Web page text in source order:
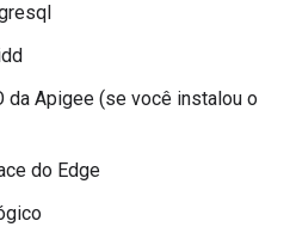
da Apigee (se você instalou o
do Edge